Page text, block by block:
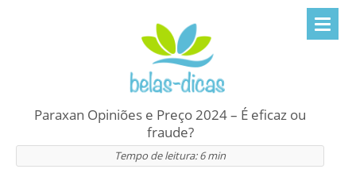
Paraxan Opiniões e Preço 2024 – É eficaz ou
fraude?
Tempo de leitura:6 min